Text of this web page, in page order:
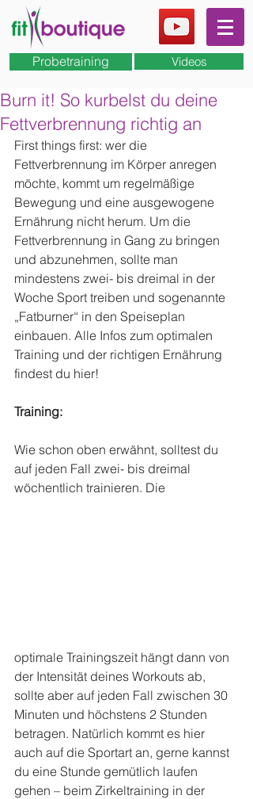
Probetraining Videos
Burn it! So kurbelst du deine
Fettverbrennung richtig an
First things first: wer die
Fettverbrennung im Körper anregen
möchte, kommt um regelmäßige
Bewegung und eine ausgewogene
Ernährung nicht herum. Um die
Fettverbrennung in Gang zu bringen
und abzunehmen, sollte man
mindestens zwei- bis dreimal in der
Woche Sport treiben und sogenannte
„Fatburner“ in den Speiseplan
einbauen. Alle Infos zum optimalen
Training und der richtigen Ernährung
findest du hier!
Training:
Wie schon oben erwähnt, solltest du
auf jeden Fall zwei- bis dreimal
wöchentlich trainieren. Die
optimale Trainingszeit hängt dann von
der Intensität deines Workouts ab,
sollte aber auf jeden Fall zwischen 30
Minuten und höchstens 2 Stunden
betragen. Natürlich kommt es hier
auch auf die Sportart an, gerne kannst
du eine Stunde gemütlich laufen
gehen – beim Zirkeltraining in der